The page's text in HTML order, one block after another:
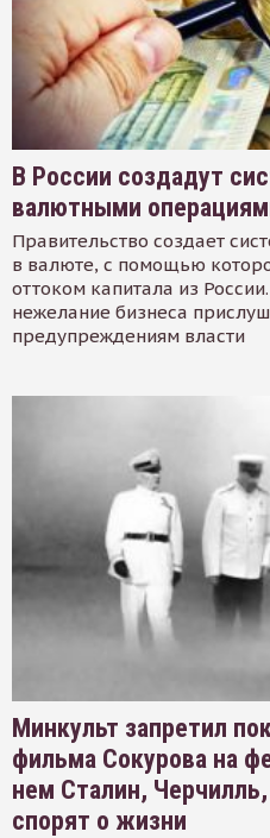
В России создадут
валютными
Правительство создает
в валюте, с помощью
оттоком капитала из
нежелание бизнеса
предупреждениям власти
Минкульт запретил
фильма Сокурова на
нем Сталин,
спорят о жизни